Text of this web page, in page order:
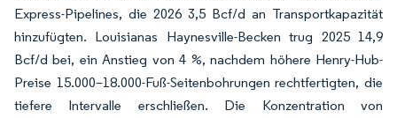
Express-Pipelines, die 2026 3,5 Bcf/d an Transportkapazität
hinzufügten. Louisianas Haynesville-Becken trug 2025 14,9
Bcf/d bei, ein Anstieg von 4 %, nachdem höhere Henry-Hub-
Preise 15.000–18.000-Fuß-Seitenbohrungen rechtfertigten, die
tiefere Intervalle erschließen. Die Konzentration von